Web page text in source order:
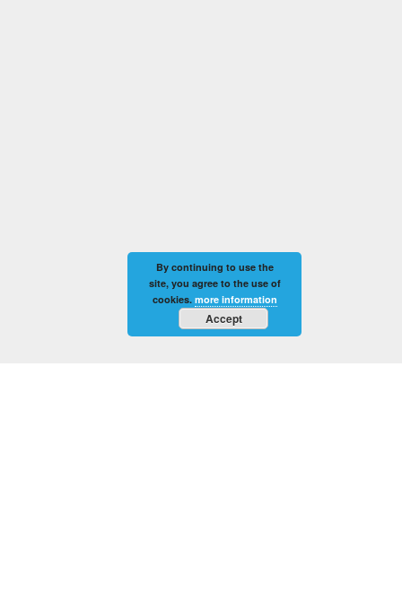
By continuing to use the
site, you agree to the use of
cookies. more information
Accept